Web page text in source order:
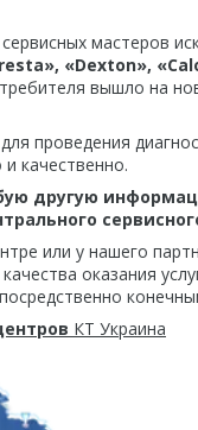
мастеров
«Dexton»,
вышло на
проведения
качественно.
другую
или у нашего
оказания
КТ Украина